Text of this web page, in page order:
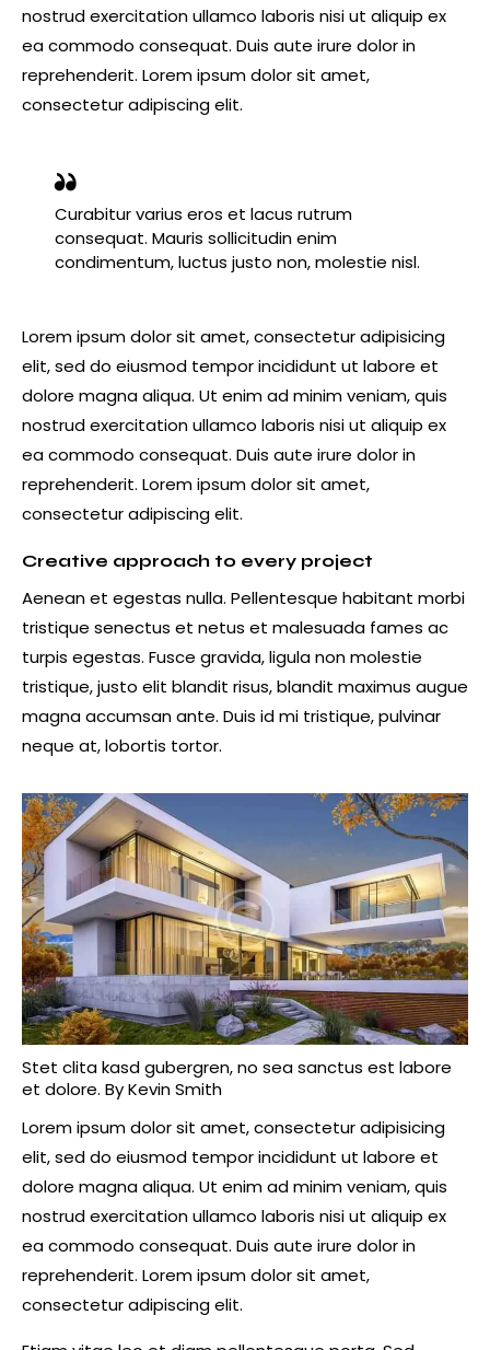
nostrud exercitation ullamco laboris nisi ut aliquip ex
ea commodo consequat. Duis aute irure dolor in
reprehenderit. Lorem ipsum dolor sit amet,
consectetur adipiscing elit.
Curabitur varius eros et lacus rutrum
consequat. Mauris sollicitudin enim
condimentum, luctus justo non, molestie nisl.
Lorem ipsum dolor sit amet, consectetur adipisicing
elit, sed do eiusmod tempor incididunt ut labore et
dolore magna aliqua. Ut enim ad minim veniam, quis
nostrud exercitation ullamco laboris nisi ut aliquip ex
ea commodo consequat. Duis aute irure dolor in
reprehenderit. Lorem ipsum dolor sit amet,
consectetur adipiscing elit.
Creative approach to every project
Aenean et egestas nulla. Pellentesque habitant morbi
tristique senectus et netus et malesuada fames ac
turpis egestas. Fusce gravida, ligula non molestie
tristique, justo elit blandit risus, blandit maximus augue
magna accumsan ante. Duis id mi tristique, pulvinar
neque at, lobortis tortor.
Stet clita kasd gubergren, no sea sanctus est labore
et dolore. ByKevin Smith
Lorem ipsum dolor sit amet, consectetur adipisicing
elit, sed do eiusmod tempor incididunt ut labore et
dolore magna aliqua. Ut enim ad minim veniam, quis
nostrud exercitation ullamco laboris nisi ut aliquip ex
ea commodo consequat. Duis aute irure dolor in
reprehenderit. Lorem ipsum dolor sit amet,
consectetur adipiscing elit.